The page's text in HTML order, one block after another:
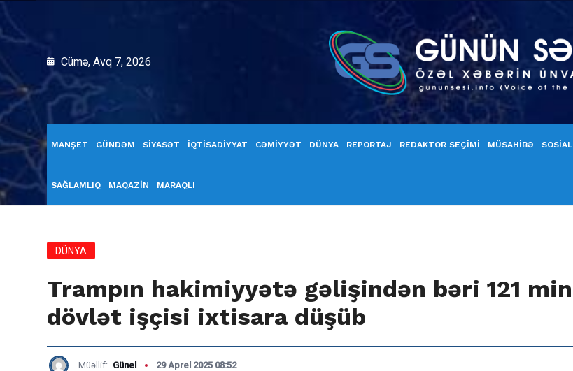
Cümə, Avq 7, 2026
MANŞET GÜNDƏM SİYASƏT İQTİSADİYYAT CƏMİYYƏT DÜNYA REPORTAJ REDAKTOR SEÇİMİ MÜSAHİBƏ SOSİAL
SAĞLAMLIQ MAQAZİN MARAQLI
DÜNYA
Trampın hakimiyyətə gəlişindən bəri 121 min
dövlət işçisi ixtisara düşüb
Müəllif: Günel 29 Aprel 2025 08:52